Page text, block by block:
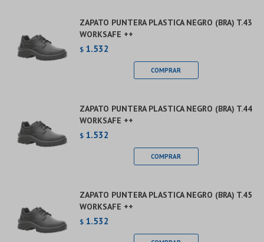
ZAPATO PUNTERA PLASTICA NEGRO (BRA) T.43
WORKSAFE ++
$ 1.532
ZAPATO PUNTERA PLASTICA NEGRO (BRA) T.44
WORKSAFE ++
$ 1.532
ZAPATO PUNTERA PLASTICA NEGRO (BRA) T.45
WORKSAFE ++
$ 1.532